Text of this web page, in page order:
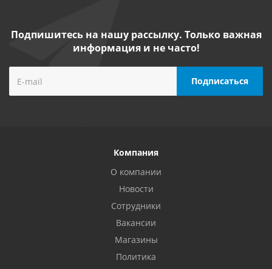
Подпишитесь на нашу рассылку. Только важная
информация и не часто!
Компания
О компании
Новости
Сотрудники
Вакансии
Магазины
Политика